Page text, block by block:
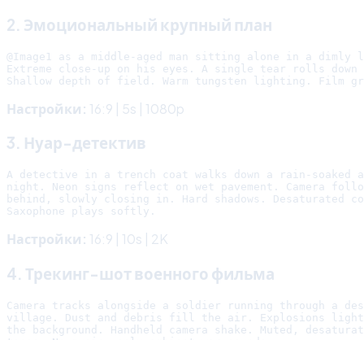
2. Эмоциональный крупный план
@Image1 as a middle-aged man sitting alone in a
Extreme close-up on his eyes. A single tear rolls down
Настройки: 16:9 | 5s | 1080p
3. Нуар-детектив
A detective in a trench coat walks down a rain-soaked
night. Neon signs reflect on wet pavement. Camera
behind, slowly closing in. Hard shadows. Desaturated
Настройки: 16:9 | 10s | 2K
4. Трекинг-шот военного фильма
Camera tracks alongside a soldier running through a
village. Dust and debris fill the air. Explosions light
the background. Handheld camera shake. Muted,